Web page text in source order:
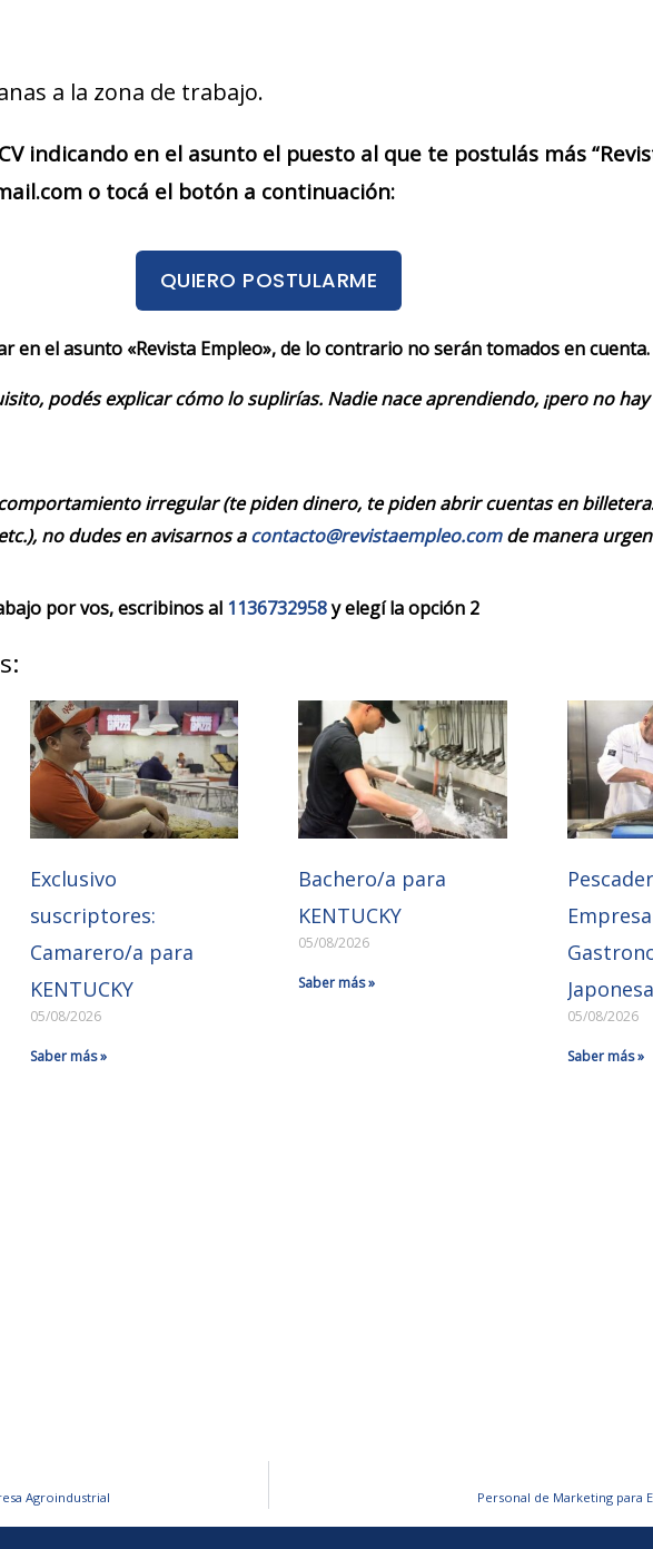
a la zona de trabajo.
indicando en el asunto el puesto al que te postulás más
o tocá el botón a continuación:
QUIERO POSTULARME
en el asunto «Revista Empleo», de lo contrario no serán tomados en cuenta.
podés explicar cómo lo suplirías. Nadie nace aprendiendo, ¡pero no
irregular (te piden dinero, te piden abrir cuentas en
no dudes en avisarnos acontacto@revistaempleo.comde manera
por vos, escribinos al 1136732958y elegí la opción 2
Exclusivo
suscriptores:
Camarero/a para
KENTUCKY
05/08/2026
Saber más »
Bachero/a para
KENTUCKY
05/08/2026
Saber más »
Japonesa
05/08/2026
Saber más »
Agroindustrial Personal de Marketing para